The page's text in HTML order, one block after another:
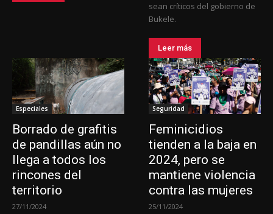
sean críticos del gobierno de
Bukele.
Leer más
Especiales
Borrado de grafitis
de pandillas aún no
llega a todos los
rincones del
territorio
27/11/2024
Seguridad
Feminicidios
tienden a la baja en
2024, pero se
mantiene violencia
contra las mujeres
25/11/2024